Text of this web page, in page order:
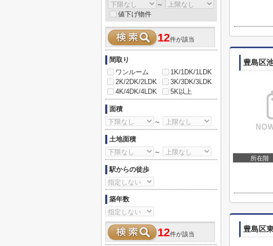
豊島区
所在階
豊島区
～
値下げ物件
12件が該当
間取り
ワンルーム
1K/1DK/1LDK
2K/2DK/2LDK
3K/3DK/3LDK
4K/4DK/4LDK
5K以上
面積
～
土地面積
～
駅からの徒歩
築年数
12件が該当